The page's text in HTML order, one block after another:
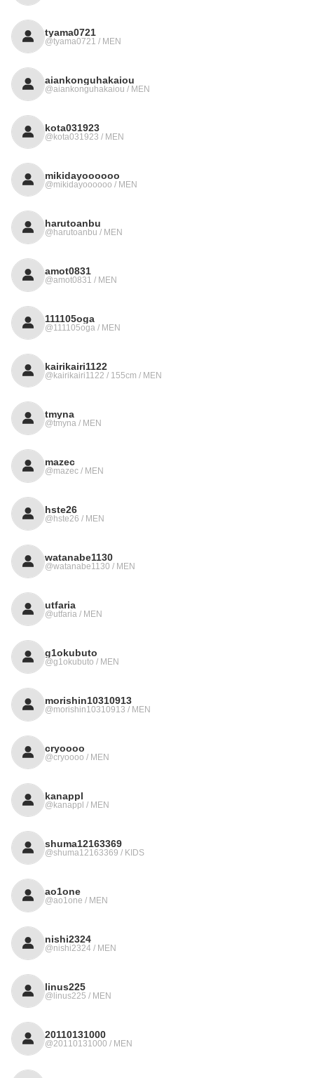
tyama0721
@tyama0721 / MEN
aiankonguhakaiou
@aiankonguhakaiou / MEN
kota031923
@kota031923 / MEN
mikidayoooooo
@mikidayoooooo / MEN
harutoanbu
@harutoanbu / MEN
amot0831
@amot0831 / MEN
111105oga
@111105oga / MEN
kairikairi1122
@kairikairi1122 / 155cm / MEN
tmyna
@tmyna / MEN
mazec
@mazec / MEN
hste26
@hste26 / MEN
watanabe1130
@watanabe1130 / MEN
utfaria
@utfaria / MEN
g1okubuto
@g1okubuto / MEN
morishin10310913
@morishin10310913 / MEN
cryoooo
@cryoooo / MEN
kanappl
@kanappl / MEN
shuma12163369
@shuma12163369 / KIDS
ao1one
@ao1one / MEN
nishi2324
@nishi2324 / MEN
linus225
@linus225 / MEN
20110131000
@20110131000 / MEN